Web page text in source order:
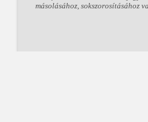
másolásához, sokszorosításához